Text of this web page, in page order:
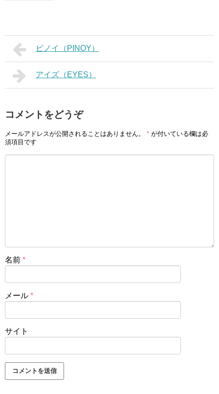
ピノイ（PINOY）
アイズ（EYES）
コメントをどうぞ
メールアドレスが公開されることはありません。 * が付いている欄は必
須項目です
名前 *
メール *
サイト